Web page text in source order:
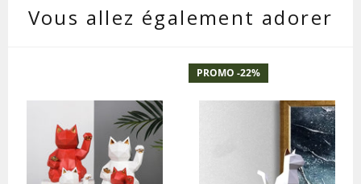
Vous allez également adorer
PROMO -22%